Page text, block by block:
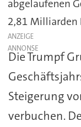
abgelaufenen
2,81 Milliarden
ANZEIGE
Die Trumpf
Steigerung
verbuchen.